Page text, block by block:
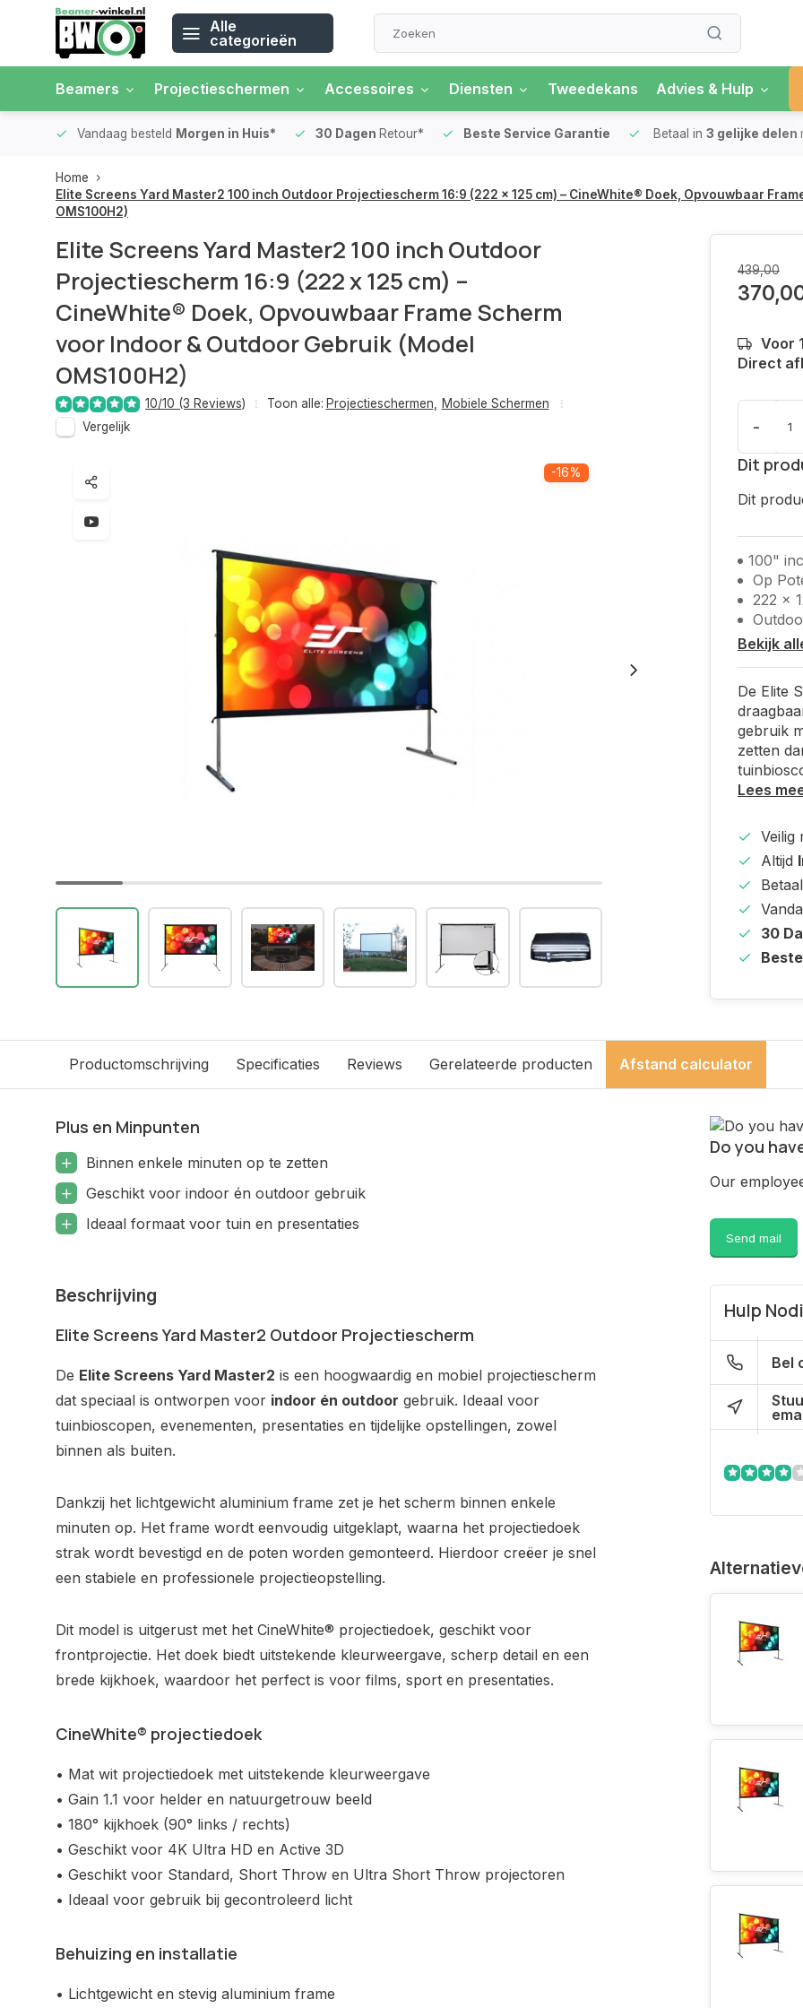
Alle
categorieën
Beamers Projectieschermen Accessoires Diensten Tweedekans Advies & Hulp
Vandaag besteld Morgen in Huis* 30 Dagen Retour* Beste Service Garantie Betaal in 3 gelijke delen
Home
Elite Screens Yard Master2 100 inch Outdoor Projectiescherm 16:9 (222 x 125 cm) – CineWhite® Doek, Opvouwbaar
OMS100H2)
Elite Screens Yard Master2 100 inch Outdoor
Projectiescherm 16:9 (222 x 125 cm) –
CineWhite® Doek, Opvouwbaar Frame Scherm
voor Indoor & Outdoor Gebruik (Model
OMS100H2)
10/10 (3 Reviews) Toon alle: Projectieschermen
Mobiele Schermen
Vergelijk
-16%
439,00
Voor
Direct
-
Dit
Dit
100"
Op
222 x
Bekijk
De Elite
gebruik
zetten
Lees
Veilig
Altijd
30
Productomschrijving Specificaties Reviews Gerelateerde producten Afstand calculator
Plus en Minpunten
Binnen enkele minuten op te zetten
Geschikt voor indoor én outdoor gebruik
Ideaal formaat voor tuin en presentaties
Beschrijving
Elite Screens Yard Master2 Outdoor Projectiescherm
De Elite Screens Yard Master2 is een hoogwaardig en mobiel projectiescherm
dat speciaal is ontworpen voor indoor én outdoor gebruik. Ideaal voor
tuinbioscopen, evenementen, presentaties en tijdelijke opstellingen, zowel
binnen als buiten.
Dankzij het lichtgewicht aluminium frame zet je het scherm binnen enkele
minuten op. Het frame wordt eenvoudig uitgeklapt, waarna het projectiedoek
strak wordt bevestigd en de poten worden gemonteerd. Hierdoor creëer je snel
een stabiele en professionele projectieopstelling.
Dit model is uitgerust met het CineWhite® projectiedoek, geschikt voor
frontprojectie. Het doek biedt uitstekende kleurweergave, scherp detail en een
brede kijkhoek, waardoor het perfect is voor films, sport en presentaties.
CineWhite® projectiedoek
• Mat wit projectiedoek met uitstekende kleurweergave
• Gain 1.1 voor helder en natuurgetrouw beeld
• 180° kijkhoek (90° links / rechts)
• Geschikt voor 4K Ultra HD en Active 3D
• Geschikt voor Standard, Short Throw en Ultra Short Throw projectoren
• Ideaal voor gebruik bij gecontroleerd licht
Behuizing en installatie
• Lichtgewicht en stevig aluminium frame
Do you
Our
Send mail
Hulp
Bel